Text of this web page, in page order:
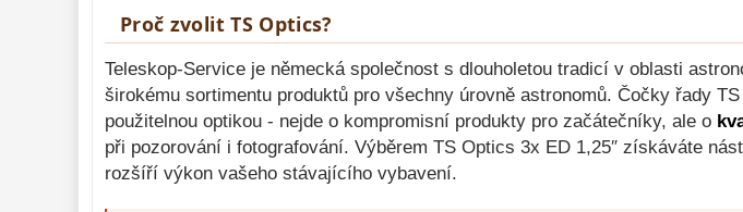
Proč zvolit TS Optics?
Teleskop-Service je německá společnost s dlouholetou tradicí v oblasti
širokému sortimentu produktů pro všechny úrovně astronomů. Čočky řady
použitelnou optikou - nejde o kompromisní produkty pro začátečníky, ale o
při pozorování i fotografování. Výběrem TS Optics 3x ED 1,25″ získáváte
rozšíří výkon vašeho stávajícího vybavení.